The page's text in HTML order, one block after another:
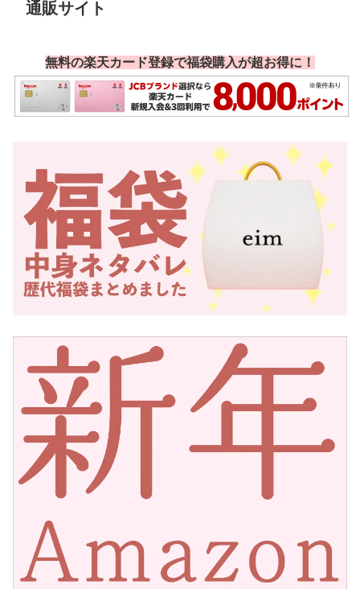
通販サイト
無料の楽天カード登録で福袋購入が超お得に！